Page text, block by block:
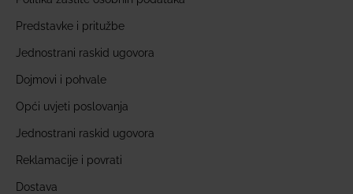
Predstavke i pritužbe
Jednostrani raskid ugovora
Dojmovi i pohvale
Opći uvjeti poslovanja
Jednostrani raskid ugovora
Reklamacije i povrati
Dostava